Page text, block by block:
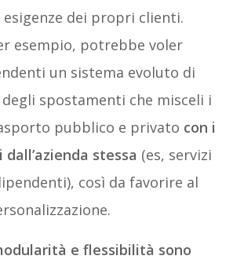
dei propri clienti.
esempio, potrebbe voler
un sistema evoluto di
spostamenti che misceli i
pubblico e privato con i
stessa (es, servizi
così da favorire al
e flessibilità sono